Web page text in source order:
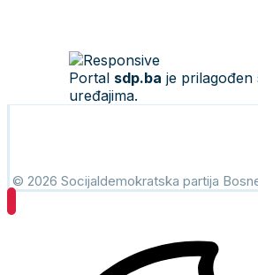
Portal sdp.ba je prilagođen
uređajima.
© 2026 Socijaldemokratska partija